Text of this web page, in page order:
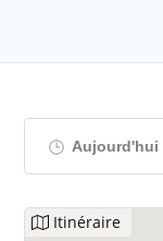
Aujourd'hui
Itinéraire